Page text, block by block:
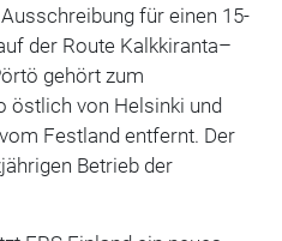
für einen 15-
der Route Kalkkiranta–
gehört zum
östlich von Helsinki und
Festland entfernt. Der
Betrieb der